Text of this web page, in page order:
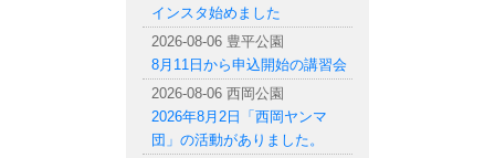
インスタ始めました
2026-08-06 豊平公園
8月11日から申込開始の講習会
2026-08-06 西岡公園
2026年8月2日「西岡ヤンマ
団」の活動がありました。